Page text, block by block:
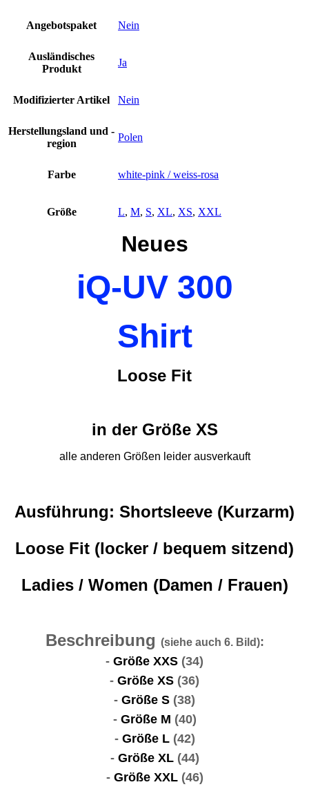
Angebotspaket Nein
Ausländisches
Produkt
Ja
Modifizierter Artikel Nein
Herstellungsland und -
region
Polen
Farbe white-pink / weiss-rosa
Größe L, M, S, XL, XS, XXL
Neues
iQ-UV 300
Shirt
Loose Fit
in der Größe XS
alle anderen Größen leider ausverkauft
Ausführung: Shortsleeve (Kurzarm)
Loose Fit (locker / bequem sitzend)
Ladies / Women (Damen / Frauen)
Beschreibung (siehe auch 6. Bild):
- Größe XXS (34)
- Größe XS (36)
- Größe S (38)
- Größe M (40)
- Größe L (42)
- Größe XL (44)
- Größe XXL (46)